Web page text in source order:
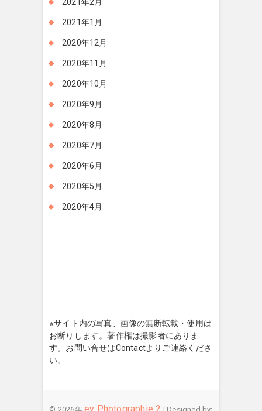
2021年2月
2021年1月
2020年12月
2020年11月
2020年10月
2020年9月
2020年8月
2020年7月
2020年6月
2020年5月
2020年4月
※サイト内の写真、画像の無断転載・使用は
お断りします。著作権は撮影者にありま
す。お問い合せはContactよりご連絡くださ
い。